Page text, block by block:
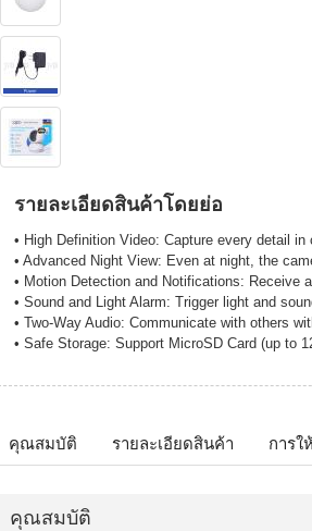
รายละเอียดสินค้าโดยย่อ
• High Definition Video: Capture every detail
• Advanced Night View: Even at night, the
• Motion Detection and Notifications: Receive
• Sound and Light Alarm: Trigger light and
• Two-Way Audio: Communicate with others
• Safe Storage: Support MicroSD Card (up to
คุณสมบัติ รายละเอียดสินค้า การ
คุณสมบัติ